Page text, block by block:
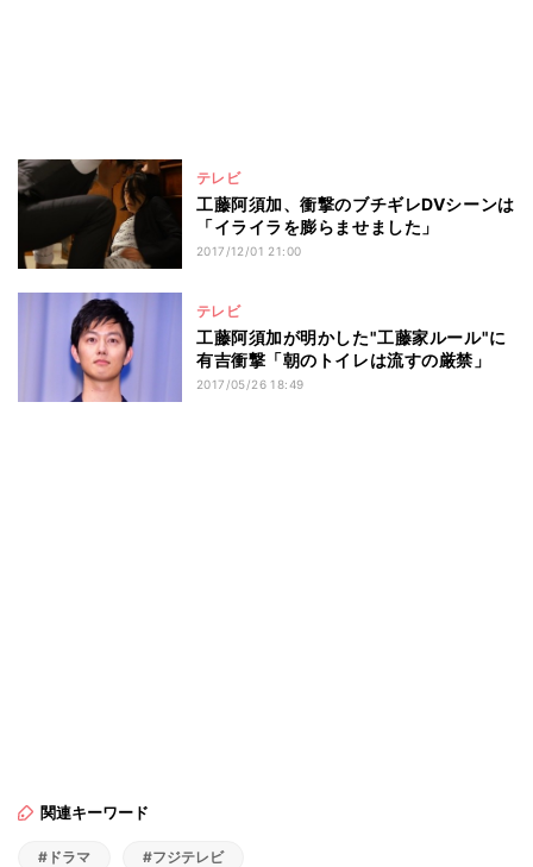
テレビ
工藤阿須加、衝撃のブチギレDVシーンは
「イライラを膨らませました」
2017/12/01 21:00
テレビ
工藤阿須加が明かした"工藤家ルール"に
有吉衝撃「朝のトイレは流すの厳禁」
2017/05/26 18:49
関連キーワード
#ドラマ #フジテレビ